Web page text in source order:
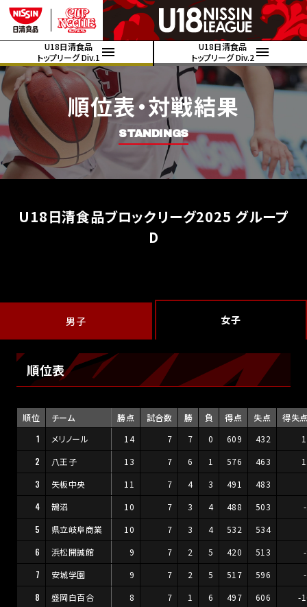
U18日清食品
トップリーグ Div.1
U18日清食品
トップリーグ Div.2
順位表・対戦結果
STANDINGS
U18日清食品ブロックリーグ2025 グループ
D
男子 女子
順位表
順位 チーム 勝点 試合数 勝 負 得点 失点
得失
1
メリノール 14 7 7 0 609 432
2
八王子 13 7 6 1 576 463
3
矢板中央 11 7 4 3 491
483
4
鵠沼 10 7 3 4 488 503
5
県立岐阜商業 10 7 3 4 532
534
6
浜松開誠館 9 7 2 5 420 513
7
安城学園 9 7 2 5 517 596
8
盛岡白百合 8 7 1 6 497 606 -